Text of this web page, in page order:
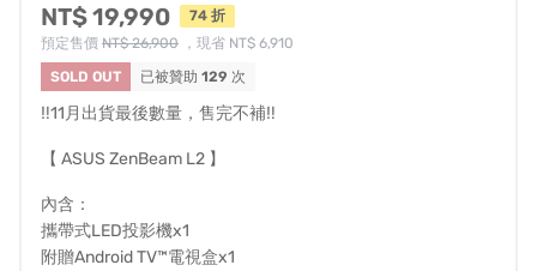
偶爾偷懶一下不整理也沒關係！能自動避開投影螢幕前方
的障礙物，即使在複雜的投影環境下也能保證出色的視覺
更支援USB-A充電輸出
NT$ 19,990
74 折
預定售價 NT$ 26,900 ，現省 NT$ 6,910
SOLD OUT
已被贊助 129 次
‼️11月出貨最後數量，售完不補‼️
【 ASUS ZenBeam L2 】
內含：
攜帶式LED投影機x1
附贈Android TV™電視盒x1